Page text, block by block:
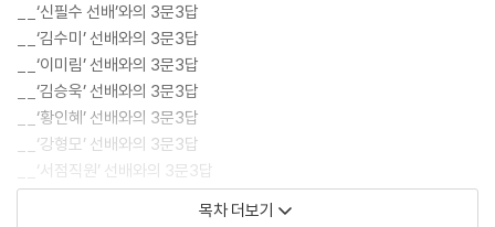
__‘신필수 선배’와의 3문3답
__‘김수미’ 선배와의 3문3답
__‘이미림’ 선배와의 3문3답
__‘김승욱’ 선배와의 3문3답
__‘황인혜’ 선배와의 3문3답
__‘강형모’ 선배와의 3문3답
__‘서점직원’ 선배와의 3문3답
__‘이상범’ 선배와의 3문3답
목차 더보기